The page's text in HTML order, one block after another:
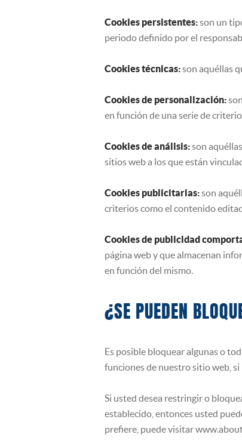
Cookies persistentes:son un
periodo definido por el
Cookies técnicas:son aquéllas
Cookies de personalización:
en función de una serie de
Cookies de análisis:son
sitios web a los que están
Cookies publicitarias:son
criterios como el contenido
Cookies de publicidad
página web y que almacenan
en función del mismo.
¿SE PUEDEN
Es posible bloquear algunas o
funciones de nuestro sitio web,
Si usted desea restringir o
establecido, entonces usted
prefiere, puede visitar